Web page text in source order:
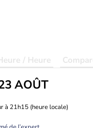
/ Heure
AOÛT
à 21h15 (heure locale)